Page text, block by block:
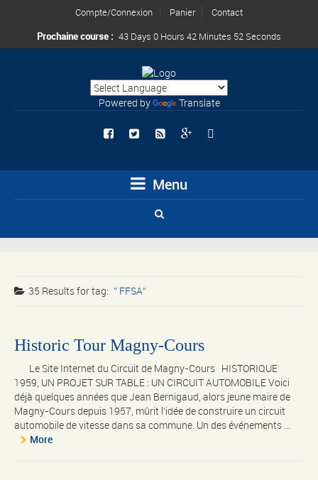
Compte/Connexion Panier
Contact
Prochaine course : 43 Days 0 Hours 42 Minutes 52 Seconds
Powered by Translate
Menu
35 Results fortag: FFSA
Historic Tour Magny-Cours
Le Site Internet du Circuit de Magny-Cours HISTORIQUE
1959, UN PROJET SUR TABLE : UN CIRCUIT AUTOMOBILE Voici
déjà quelques années que Jean Bernigaud, alors jeune maire de
Magny-Cours depuis 1957, mûrit l'idée de construire un circuit
automobile de vitesse dans sa commune. Un des événements ...
More